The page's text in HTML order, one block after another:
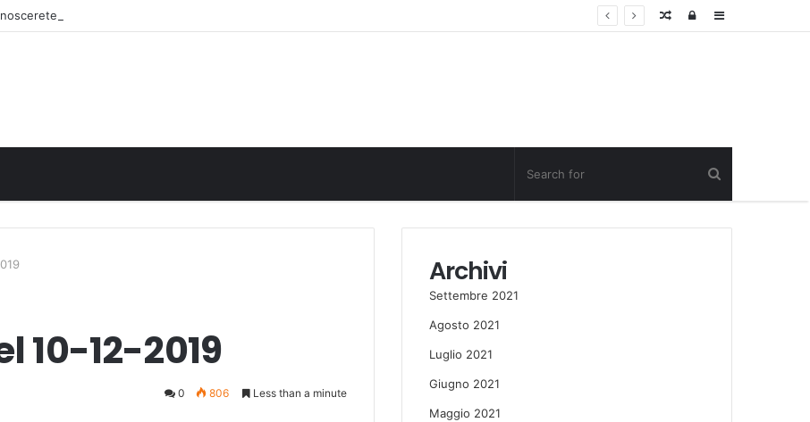
Sidebar
Log
Random
10-12-2019
0 806 Less than a minute
Archivi
Settembre 2021
Agosto 2021
Luglio 2021
Giugno 2021
Maggio 2021